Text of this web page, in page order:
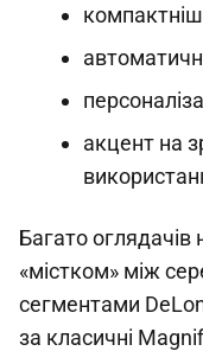
акцент на
Багато
«містком» між
сегментами
за класичні